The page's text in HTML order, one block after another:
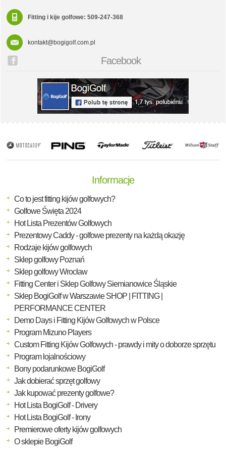
Fitting i kije golfowe: 509-247-368
kontakt@bogigolf.com.pl
Facebook
Informacje
Co to jest fitting kijów golfowych?
Golfowe Święta 2024
Hot Lista Prezentów Golfowych
Prezentowy Caddy - golfowe prezenty na każdą okazję
Rodzaje kijów golfowych
Sklep golfowy Poznań
Sklep golfowy Wrocław
Fitting Center i Sklep Golfowy Siemianowice Śląskie
Sklep BogiGolf w Warszawie SHOP | FITTING |
PERFORMANCE CENTER
Demo Days i Fitting Kijów Golfowych w Polsce
Program Mizuno Players
Custom Fitting Kijów Golfowych - prawdy i mity o doborze sprzętu
Program lojalnościowy
Bony podarunkowe BogiGolf
Jak dobierać sprzęt golfowy
Jak kupować prezenty golfowe?
Hot Lista BogiGolf - Drivery
Hot Lista BogiGolf - Irony
Premierowe oferty kijów golfowych
O sklepie BogiGolf